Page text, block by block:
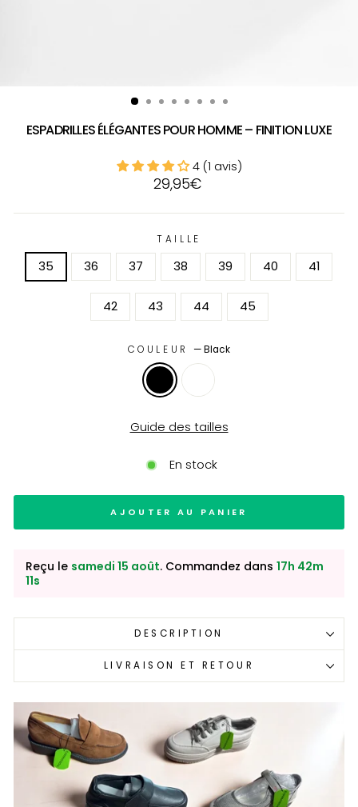
ESPADRILLES ÉLÉGANTES POUR HOMME – FINITION LUXE
4 (1 avis)
Prix
régulier
29,95€
TAILLE
35 36 37 38 39 40 41
42 43 44 45
COULEUR—Black
Guide des tailles
En stock
AJOUTER AU PANIER
Reçu le samedi 15 août. Commandez dans 17h 42m
10s
DESCRIPTION
LIVRAISON ET RETOUR